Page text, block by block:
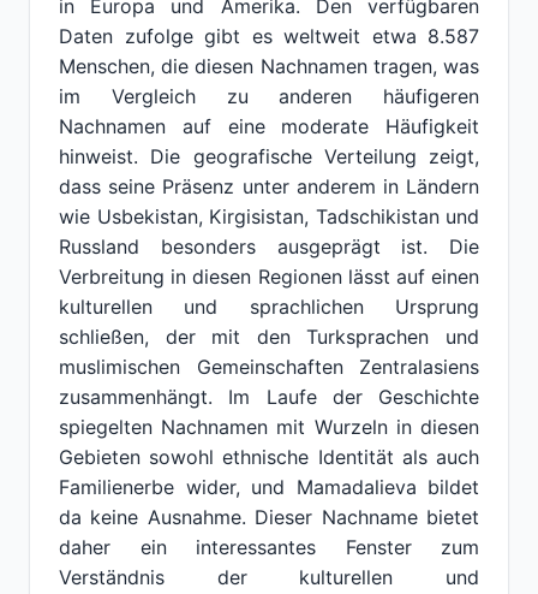
in Europa und Amerika. Den verfügbaren
Daten zufolge gibt es weltweit etwa 8.587
Menschen, die diesen Nachnamen tragen, was
im Vergleich zu anderen häufigeren
Nachnamen auf eine moderate Häufigkeit
hinweist. Die geografische Verteilung zeigt,
dass seine Präsenz unter anderem in Ländern
wie Usbekistan, Kirgisistan, Tadschikistan und
Russland besonders ausgeprägt ist. Die
Verbreitung in diesen Regionen lässt auf einen
kulturellen und sprachlichen Ursprung
schließen, der mit den Turksprachen und
muslimischen Gemeinschaften Zentralasiens
zusammenhängt. Im Laufe der Geschichte
spiegelten Nachnamen mit Wurzeln in diesen
Gebieten sowohl ethnische Identität als auch
Familienerbe wider, und Mamadalieva bildet
da keine Ausnahme. Dieser Nachname bietet
daher ein interessantes Fenster zum
Verständnis der kulturellen und